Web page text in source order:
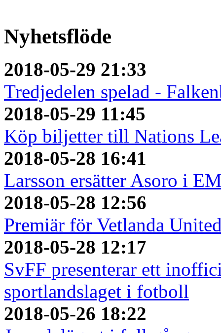
Nyhetsflöde
2018-05-29 21:33
Tredjedelen spelad -
2018-05-29 11:45
Köp biljetter till Nations
2018-05-28 16:41
Larsson ersätter Asoro i
2018-05-28 12:56
Premiär för Vetlanda
2018-05-28 12:17
SvFF presenterar ett
sportlandslaget i fotboll
2018-05-26 18:22